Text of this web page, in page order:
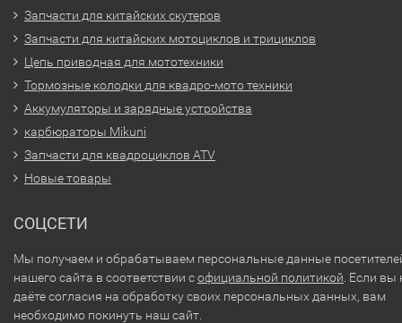
Запчасти для китайских скутеров
Запчасти для китайских мотоциклов и трициклов
Цепь приводная для мототехники
Тормозные колодки для квадро-мото техники
Аккумуляторы и зарядные устройства
карбюраторы Mikuni
Запчасти для квадроциклов ATV
Новые товары
СОЦСЕТИ
Мы получаем и обрабатываем персональные данные
нашего сайта в соответствии софициальной политикой . Если вы
даёте согласия на обработку своих персональных данных, вам
необходимо покинуть наш сайт.